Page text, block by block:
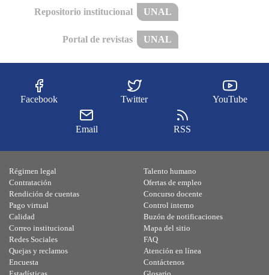
Repositorio institucional UNAL
Portal de revistas UNAL
Facebook Twitter YouTube
Email RSS
Régimen legal
Contratación
Rendición de cuentas
Pago virtual
Calidad
Talento humano
Ofertas de empleo
Concurso docente
Control interno
Buzón de notificaciones
Correo institucional
Redes Sociales
Quejas y reclamos
Encuesta
Mapa del sitio
FAQ
Atención en línea
Contáctenos